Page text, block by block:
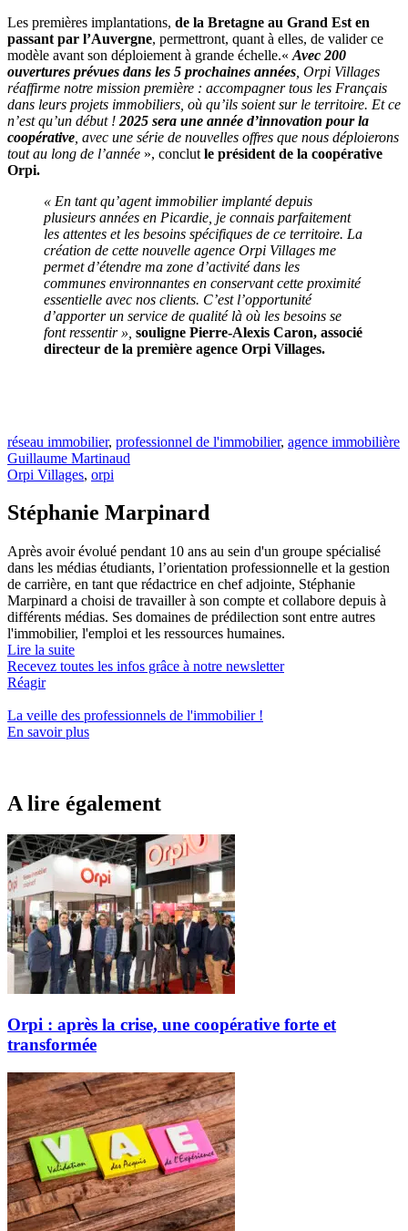
Les premières implantations, de la Bretagne au Grand Est en
passant par l’Auvergne, permettront, quant à elles, de valider ce
modèle avant son déploiement à grande échelle.« Avec 200
ouvertures prévues dans les 5 prochaines années , Orpi Villages
réaffirme notre mission première : accompagner tous les Français
dans leurs projets immobiliers, où qu’ils soient sur le territoire. Et ce
n’est qu’un début ! 2025 sera une année d’innovation pour la
coopérative , avec une série de nouvelles offres que nous déploierons
tout au long de l’année », conclut le président de la coopérative
Orpi.
« En tant qu’agent immobilier implanté depuis
plusieurs années en Picardie, je connais parfaitement
les attentes et les besoins spécifiques de ce territoire. La
création de cette nouvelle agence Orpi Villages me
permet d’étendre ma zone d’activité dans les
communes environnantes en conservant cette proximité
essentielle avec nos clients. C’est l’opportunité
d’apporter un service de qualité là où les besoins se
font ressentir », souligne Pierre-Alexis Caron, associé
directeur de la première agence Orpi Villages.
réseau immobilier, professionnel de l'immobilier, agence immobilière
Guillaume Martinaud
Orpi Villages, orpi
Stéphanie Marpinard
Après avoir évolué pendant 10 ans au sein d'un groupe spécialisé
dans les médias étudiants, l’orientation professionnelle et la gestion
de carrière, en tant que rédactrice en chef adjointe, Stéphanie
Marpinard a choisi de travailler à son compte et collabore depuis à
différents médias. Ses domaines de prédilection sont entre autres
l'immobilier, l'emploi et les ressources humaines.
Lire la suite
Recevez toutes les infos grâce à notre newsletter
Réagir
La veille des professionnels de l'immobilier!
En savoir plus
A lire également
Orpi : après la crise, une coopérative forte et
transformée